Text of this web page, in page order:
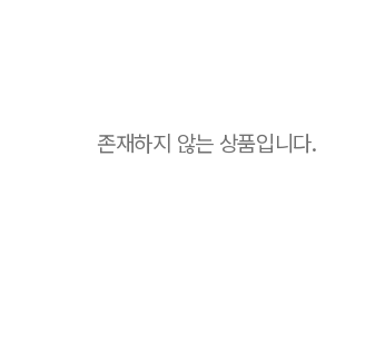
존재하지 않는 상품입니다.